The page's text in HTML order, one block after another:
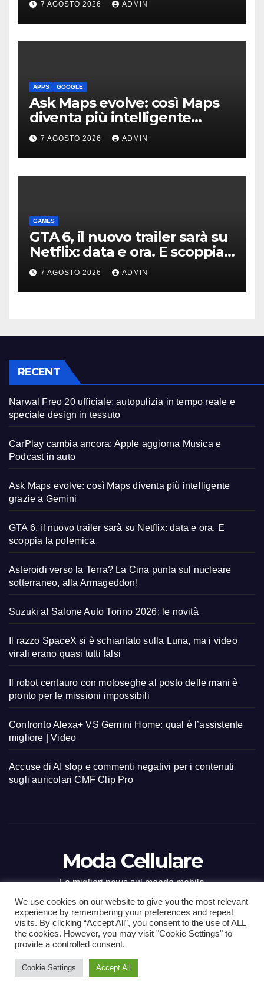
7 AGOSTO 2026 ADMIN
APPS GOOGLE
Ask Maps evolve: così Maps
diventa più intelligente
grazie a Gemini
7 AGOSTO 2026 ADMIN
GAMES
GTA 6, il nuovo trailer sarà su
Netflix: data e ora. E scoppia
la polemica
7 AGOSTO 2026 ADMIN
RECENT
Narwal Freo 20 ufficiale: autopulizia in tempo reale e
speciale design in tessuto
CarPlay cambia ancora: Apple aggiorna Musica e
Podcast in auto
Ask Maps evolve: così Maps diventa più intelligente
grazie a Gemini
GTA 6, il nuovo trailer sarà su Netflix: data e ora. E
scoppia la polemica
Asteroidi verso la Terra? La Cina punta sul nucleare
sotterraneo, alla Armageddon!
Suzuki al Salone Auto Torino 2026: le novità
Il razzo SpaceX si è schiantato sulla Luna, ma i video
virali erano quasi tutti falsi
Il robot centauro con motoseghe al posto delle mani è
pronto per le missioni impossibili
Confronto Alexa+ VS Gemini Home: qual è l’assistente
migliore | Video
Accuse di AI slop e commenti negativi per i contenuti
sugli auricolari CMF Clip Pro
Moda Cellulare
Le migliori news sul mondo mobile
Proudly powered by WordPress| Tema: Newsup diThemeansar
Home ContactCONTATTI
We use cookies on our website to give you the most relevant
experience by remembering your preferences and repeat
visits. By clicking “Accept All”, you consent to the use of ALL
the cookies. However, you may visit "Cookie Settings" to
provide a controlled consent.
Cookie Settings Accept All